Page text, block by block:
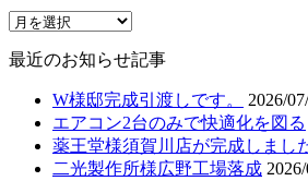
最近のお知らせ記事
W様邸完成引渡しです。
2026/
エアコン2台のみで快適化を図る
薬王堂様須賀川店が完成しまし
二光製作所様広野工場落成